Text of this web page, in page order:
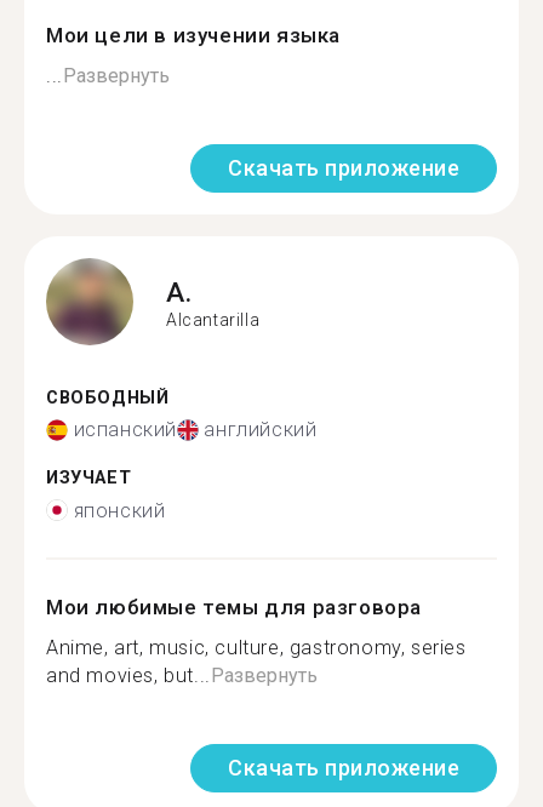
Мои цели в изучении языка
Развернуть
Скачать приложение
A.
Alcantarilla
СВОБОДНЫЙ
испанский английский
ИЗУЧАЕТ
японский
Мои любимые темы для разговора
Anime, art, music, culture, gastronomy, series
and movies, but... Развернуть
Скачать приложение